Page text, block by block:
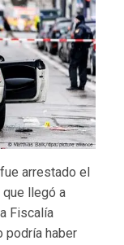
arrestado el
que llegó a
Fiscalía
podría haber